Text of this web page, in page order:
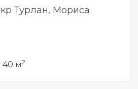
Турлан, Мориса
40 м2